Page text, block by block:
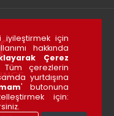
iyileştirmek için
hakkında
Çerez
Tüm çerezlerin
yurtdışına
' butonuna
için: